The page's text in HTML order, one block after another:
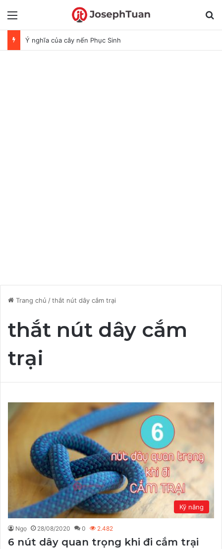
Ý nghĩa của cây nến Phục Sinh
Trang chủ /thắt nút dây cắm trại
thắt nút dây cắm
trại
Kỹ năng
Ngọ 28/08/2020 0 2.482
6 nút dây quan trọng khi đi cắm trại